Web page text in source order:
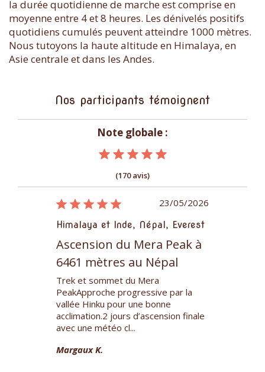
la durée quotidienne de marche est comprise en
moyenne entre 4 et 8 heures. Les dénivelés positifs
quotidiens cumulés peuvent atteindre 1000 mètres.
Nous tutoyons la haute altitude en Himalaya, en
Asie centrale et dans les Andes.
Nos participants témoignent
Note globale :
(170 avis)
23/05/2026
Himalaya et Inde, Népal, Everest
Ascension du Mera Peak à
6461 mètres au Népal
Trek et sommet du Mera
PeakApproche progressive par la
vallée Hinku pour une bonne
acclimation.2 jours d’ascension finale
avec une météo cl...
Margaux K.